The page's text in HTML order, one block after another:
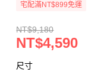
宅配滿NT$899免運
NT$9,180
NT$4,590
尺寸